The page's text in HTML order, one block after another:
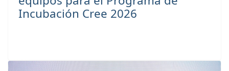
Incubación Cree 2026